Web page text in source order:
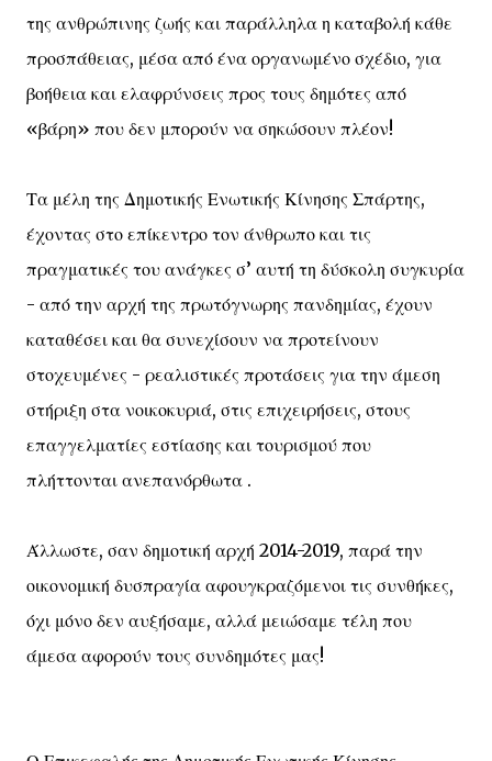
της ανθρώπινης ζωής και παράλληλα η καταβολή κάθε
προσπάθειας, μέσα από ένα οργανωμένο σχέδιο, για
βοήθεια και ελαφρύνσεις προς τους δημότες από
«βάρη» που δεν μπορούν να σηκώσουν πλέον!
Τα μέλη της Δημοτικής Ενωτικής Κίνησης Σπάρτης,
έχοντας στο επίκεντρο τον άνθρωπο και τις
πραγματικές του ανάγκες σ’ αυτή τη δύσκολη συγκυρία
- από την αρχή της πρωτόγνωρης πανδημίας, έχουν
καταθέσει και θα συνεχίσουν να προτείνουν
στοχευμένες - ρεαλιστικές προτάσεις για την άμεση
στήριξη στα νοικοκυριά, στις επιχειρήσεις, στους
επαγγελματίες εστίασης και τουρισμού που
πλήττονται ανεπανόρθωτα .
Άλλωστε, σαν δημοτική αρχή 2014-2019, παρά την
οικονομική δυσπραγία αφουγκραζόμενοι τις συνθήκες,
όχι μόνο δεν αυξήσαμε, αλλά μειώσαμε τέλη που
άμεσα αφορούν τους συνδημότες μας!